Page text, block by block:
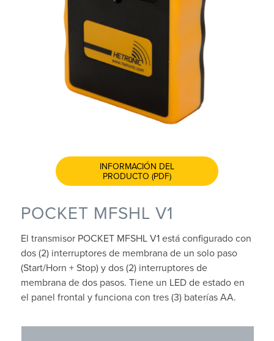
INFORMACIÓN DEL
PRODUCTO (PDF)
POCKET MFSHL V1
El transmisor POCKET MFSHL V1 está configurado con
dos (2) interruptores de membrana de un solo paso
(Start/Horn + Stop) y dos (2) interruptores de
membrana de dos pasos. Tiene un LED de estado en
el panel frontal y funciona con tres (3) baterías AA.